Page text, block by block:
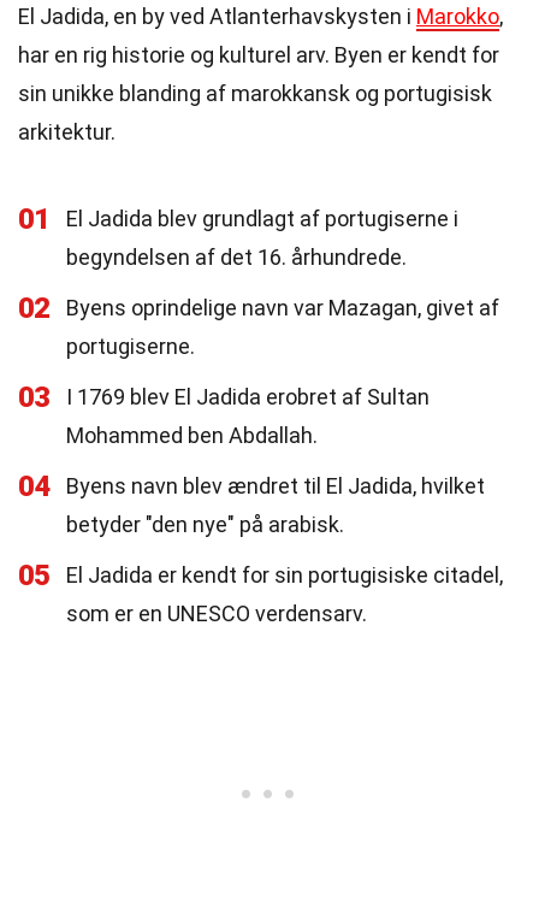
El Jadida, en by ved Atlanterhavskysten i Marokko,
har en rig historie og kulturel arv. Byen er kendt for
sin unikke blanding af marokkansk og portugisisk
arkitektur.
01
El Jadida blev grundlagt af portugiserne i
begyndelsen af det 16. århundrede.
02
Byens oprindelige navn var Mazagan, givet af
portugiserne.
03
I 1769 blev El Jadida erobret af Sultan
Mohammed ben Abdallah.
04
Byens navn blev ændret til El Jadida, hvilket
betyder "den nye" på arabisk.
05
El Jadida er kendt for sin portugisiske citadel,
som er en UNESCO verdensarv.